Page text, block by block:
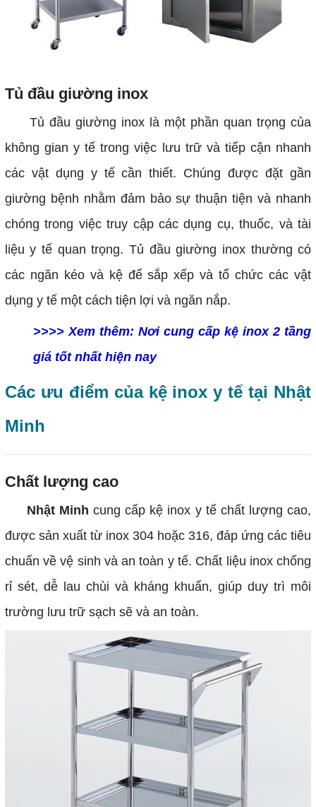
Tủ đầu giường inox
Tủ đầu giường inox là một phần quan trọng của
không gian y tế trong việc lưu trữ và tiếp cận nhanh
các vật dụng y tế cần thiết. Chúng được đặt gần
giường bệnh nhằm đảm bảo sự thuận tiện và nhanh
chóng trong việc truy cập các dụng cụ, thuốc, và tài
liệu y tế quan trọng. Tủ đầu giường inox thường có
các ngăn kéo và kệ để sắp xếp và tổ chức các vật
dụng y tế một cách tiện lợi và ngăn nắp.
>>>> Xem thêm: Nơi cung cấp kệ inox 2 tầng
giá tốt nhất hiện nay
Các ưu điểm của kệ inox y tế tại Nhật
Minh
Chất lượng cao
Nhật Minh cung cấp kệ inox y tế chất lượng cao,
được sản xuất từ inox 304 hoặc 316, đáp ứng các tiêu
chuẩn về vệ sinh và an toàn y tế. Chất liệu inox chống
rỉ sét, dễ lau chùi và kháng khuẩn, giúp duy trì môi
trường lưu trữ sạch sẽ và an toàn.